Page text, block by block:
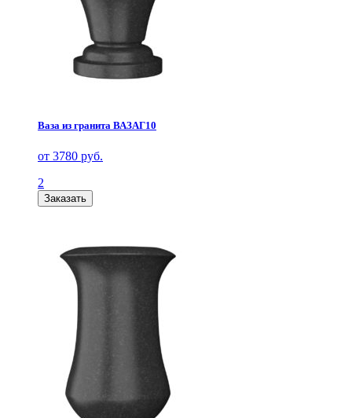
Ваза из гранита ВАЗАГ10
от 3780 руб.
2
Заказать